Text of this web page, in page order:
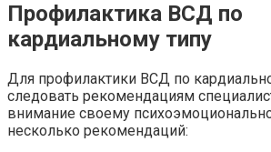
Профилактика ВСД по
кардиальному типу
Для профилактики ВСД по
следовать рекомендациям
внимание своему
несколько рекомендаций: